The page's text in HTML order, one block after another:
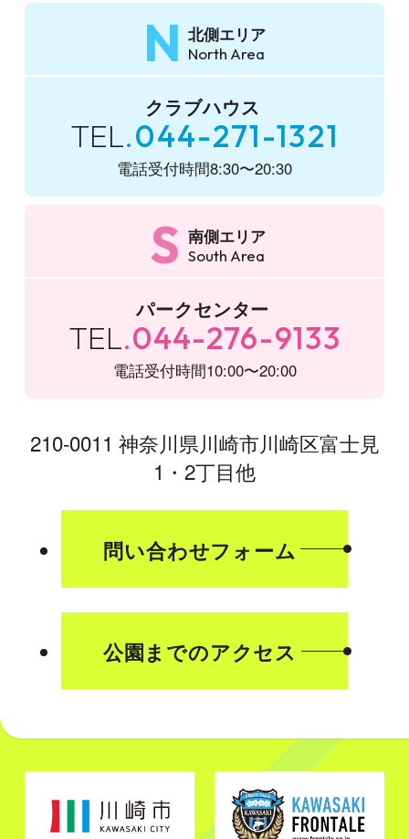
N 北側エリア
North Area
クラブハウス
TEL 044-271-1321
電話受付時間8:30〜20:30
S 南側エリア
South Area
パークセンター
TEL 044-276-9133
電話受付時間10:00〜20:00
210-0011 神奈川県川崎市川崎区富士見
1・2丁目他
問い合わせフォーム
公園までのアクセス